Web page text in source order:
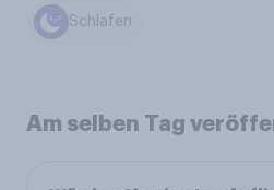
Schlafen
Am selben Tag